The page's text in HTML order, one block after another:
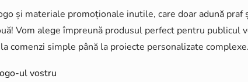
și materiale promoționale inutile, care doar adună praf
Vom alege împreună produsul perfect pentru publicul
comenzi simple până la proiecte personalizate complexe.
ul vostru